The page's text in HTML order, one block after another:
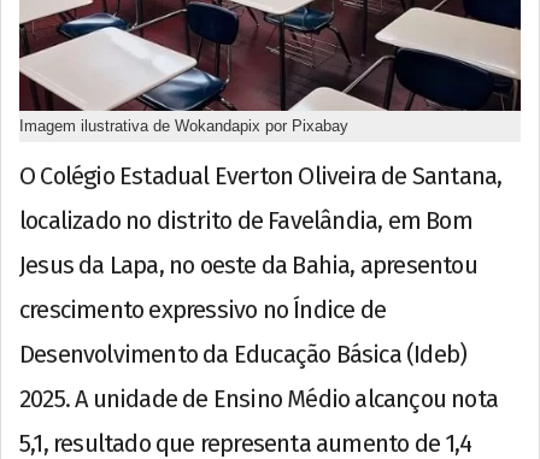
Imagem ilustrativa de Wokandapix por Pixabay
O Colégio Estadual Everton Oliveira de Santana,
localizado no distrito de Favelândia, em Bom
Jesus da Lapa, no oeste da Bahia, apresentou
crescimento expressivo no Índice de
Desenvolvimento da Educação Básica (Ideb)
2025. A unidade de Ensino Médio alcançou nota
5,1, resultado que representa aumento de 1,4